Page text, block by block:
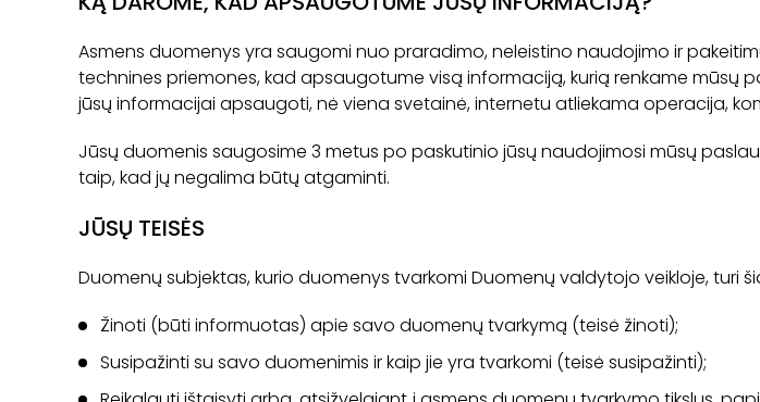
Asmens duomenys yra saugomi nuo praradimo, neleistino naudojimo ir
technines priemones, kad apsaugotume visą informaciją, kurią renkame mūsų
jūsų informacijai apsaugoti, nė viena svetainė, internetu atliekama operacija,
Jūsų duomenis saugosime 3 metus po paskutinio jūsų naudojimosi mūsų
taip, kad jų negalima būtų atgaminti.
JŪSŲ TEISĖS
Duomenų subjektas, kurio duomenys tvarkomi Duomenų valdytojo veikloje, turi
Žinoti (būti informuotas) apie savo duomenų tvarkymą (teisė žinoti);
Susipažinti su savo duomenimis ir kaip jie yra tvarkomi (teisė susipažinti);